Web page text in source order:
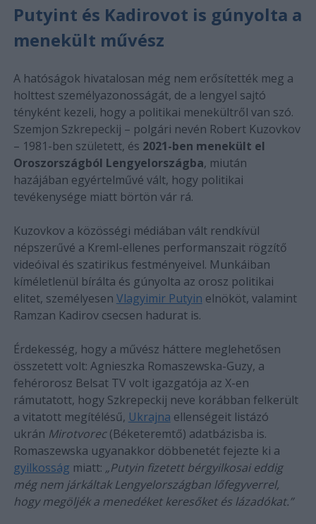
Putyint és Kadirovot is gúnyolta a
menekült művész
A hatóságok hivatalosan még nem erősítették meg a
holttest személyazonosságát, de a lengyel sajtó
tényként kezeli, hogy a politikai menekültről van szó.
Szemjon Szkrepeckij – polgári nevén Robert Kuzovkov
– 1981-ben született, és 2021-ben menekült el
Oroszországból Lengyelországba, miután
hazájában egyértelművé vált, hogy politikai
tevékenysége miatt börtön vár rá.
Kuzovkov a közösségi médiában vált rendkívül
népszerűvé a Kreml-ellenes performanszait rögzítő
videóival és szatirikus festményeivel. Munkáiban
kíméletlenül bírálta és gúnyolta az orosz politikai
elitet, személyesen Vlagyimir Putyin elnököt, valamint
Ramzan Kadirov csecsen hadurat is.
Érdekesség, hogy a művész háttere meglehetősen
összetett volt: Agnieszka Romaszewska-Guzy, a
fehérorosz Belsat TV volt igazgatója az X-en
rámutatott, hogy Szkrepeckij neve korábban felkerült
a vitatott megítélésű, Ukrajna ellenségeit listázó
ukrán Mirotvorec(Béketeremtő) adatbázisba is.
Romaszewska ugyanakkor döbbenetét fejezte ki a
gyilkosság miatt: „Putyin fizetett bérgyilkosai eddig
még nem járkáltak Lengyelországban lőfegyverrel,
hogy megöljék a menedéket keresőket és lázadókat.”